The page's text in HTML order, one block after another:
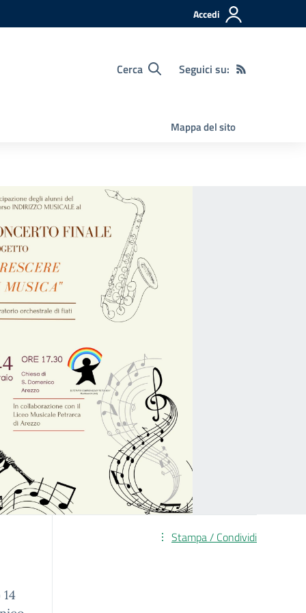
Accedi
Cerca Seguici su:
Mappa del sito
Stampa / Condividi